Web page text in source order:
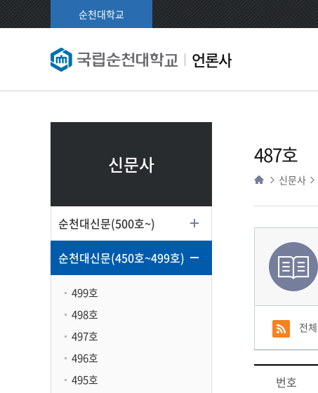
순천대학교
언론사
신문사
순천대신문(500호~)
순천대신문(450호~499호)
499호
498호
497호
496호
495호
487호
신문사
전체
번호